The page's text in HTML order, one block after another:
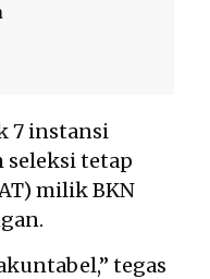
7 instansi
seleksi tetap
milik BKN
tegas